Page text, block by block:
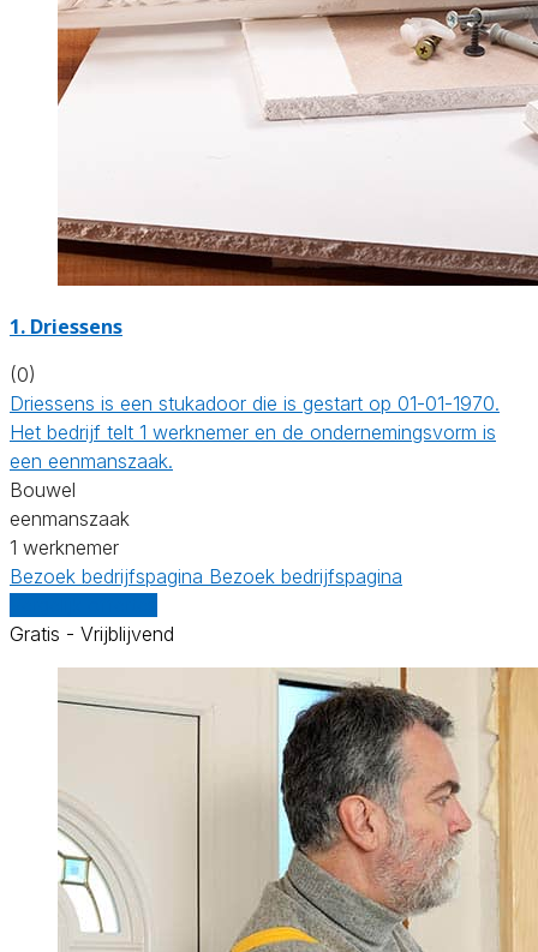
1. Driessens
(0)
Driessens is een stukadoor die is gestart op 01-01-1970.
Het bedrijf telt 1 werknemer en de ondernemingsvorm is
een eenmanszaak.
Bouwel
eenmanszaak
1 werknemer
Bezoek bedrijfspagina Bezoek bedrijfspagina
Gratis - Vrijblijvend